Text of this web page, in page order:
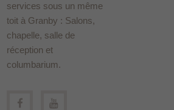
services sous un même
toit à Granby : Salons,
chapelle, salle de
réception et
columbarium.